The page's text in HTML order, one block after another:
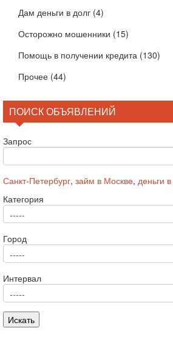
Дам деньги в долг (4)
Осторожно мошенники (15)
Помощь в получении кредита (130)
Прочее (44)
ПОИСК ОБЪЯВЛЕНИЙ
Запрос
Санкт-Петербург, займ в Москве, деньги
Категория
Город
Интервал